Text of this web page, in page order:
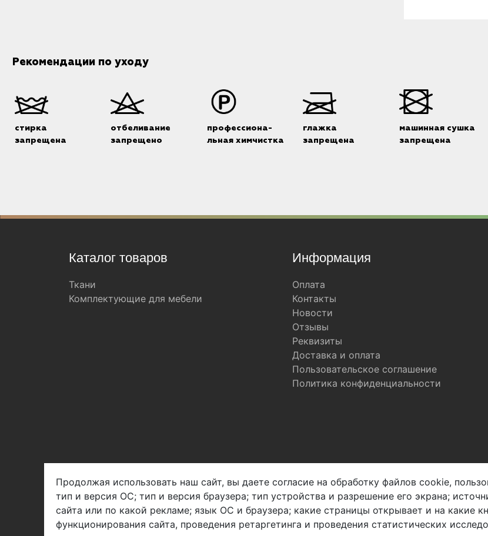
Рекомендации по уходу
стирка
запрещена
отбеливание
запрещено
профессиона-
льная химчистка
глажка
запрещена
машинная сушка
запрещена
Каталог товаров
Ткани
Комплектующие для мебели
Информация
Оплата
Контакты
Новости
Отзывы
Реквизиты
Доставка и оплата
Пользовательское соглашение
Политика конфиденциальности
Арбен текстиль г. Щелково, пер.
1-й Советский д.25, владение 2.
Мы в соц. сетях
Продолжая использовать наш сайт, вы даете согласие на обработку файлов cookie,
тип и версия ОС; тип и версия браузера; тип устройства и разрешение его экрана;
сайта или по какой рекламе; язык ОС и браузера; какие страницы открывает и на какие
функционирования сайта, проведения ретаргетинга и проведения статистических